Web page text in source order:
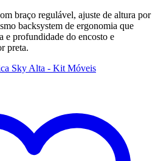
braço regulável, ajuste de altura por
backsystem de ergonomia que
e profundidade do encosto e
preta.